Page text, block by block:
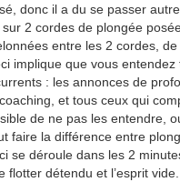
donc il a du se passer
2 cordes de plongée
entre les 2 cordes,
implique que vous
: les annonces de
et tous ceux qui
de ne pas les entendre,
faire la différence entre
se déroule dans les 2
flotter détendu et l’esprit